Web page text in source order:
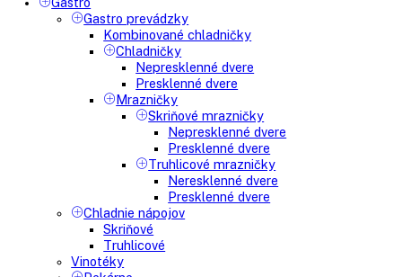
Klasické chladničky
Stolové chladničky
Americké chladničky
Chladnička na víno
Humidory
Gastro prevádzky
Kombinované chladničky
Chladničky
Nepresklenné dvere
Presklenné dvere
Mrazničky